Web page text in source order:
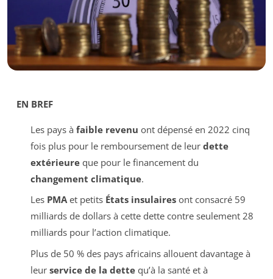
EN BREF
Les pays à faible revenu ont dépensé en 2022 cinq
fois plus pour le remboursement de leur dette
extérieureque pour le financement du
changement climatique.
Les PMAet petits États insulairesont consacré 59
milliards de dollars à cette dette contre seulement 28
milliards pour l’action climatique.
Plus de 50 % des pays africains allouent davantage à
leur service de la dettequ’à la santé et à